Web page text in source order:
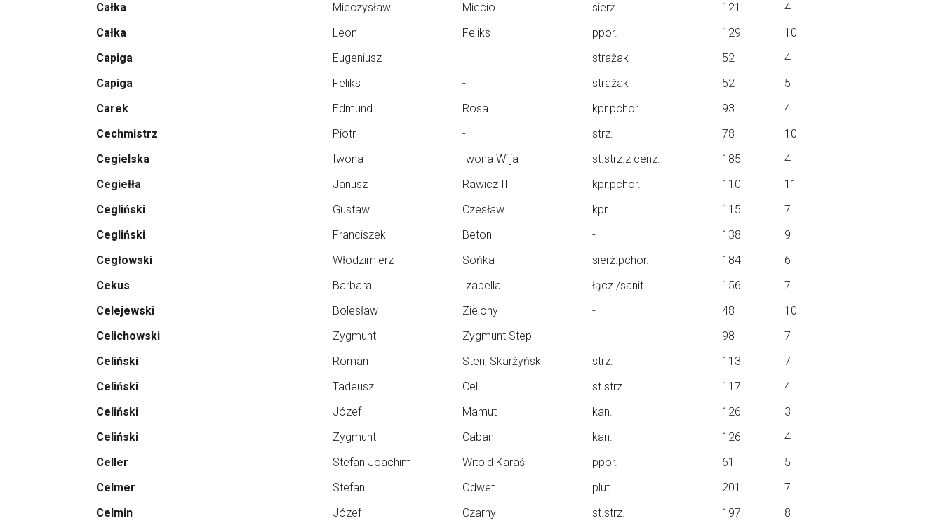
Całka
Mieczysław Miecio sierż. 121
4
Całka
Leon Feliks ppor. 129
10
Capiga
Eugeniusz - strażak 52
4
Capiga
Feliks - strażak 52
5
Carek
Edmund Rosa kpr.pchor. 93
4
Cechmistrz
Piotr - strz. 78
10
Cegielska
Iwona Iwona Wilja st.strz.z cenz. 185
4
Cegiełła
Janusz Rawicz II kpr.pchor. 110
11
Cegliński
Gustaw Czesław kpr. 115
7
Cegliński
Franciszek Beton - 138
9
Cegłowski
Włodzimierz Sońka sierż.pchor. 184
6
Cekus
Barbara Izabella łącz./sanit. 156
7
Celejewski
Bolesław Zielony - 48
10
Celichowski
Zygmunt Zygmunt Step - 98
7
Celiński
Roman Sten, Skarżyński strz. 113
7
Celiński
Tadeusz Cel st.strz. 117
4
Celiński
Józef Mamut kan. 126
3
Celiński
Zygmunt Caban kan. 126
4
Celler
Stefan Joachim Witold Karaś ppor. 61
5
Celmer
Stefan Odwet plut. 201
7
Celmin
Józef Czarny st.strz. 197
8